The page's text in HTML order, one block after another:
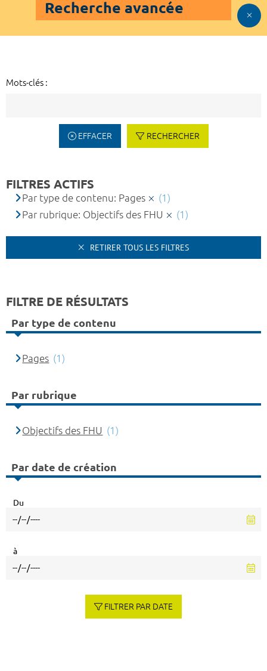
Recherche avancée
Mots-clés :
EFFACER RECHERCHER
FILTRES ACTIFS
Par type de contenu: Pages
(1)
Par rubrique: Objectifs des FHU
(1)
RETIRER TOUS LES FILTRES
FILTRE DE RÉSULTATS
Par type de contenu
Pages (1)
Par rubrique
Objectifs des FHU (1)
Par date de création
Du
à
FILTRER PAR DATE